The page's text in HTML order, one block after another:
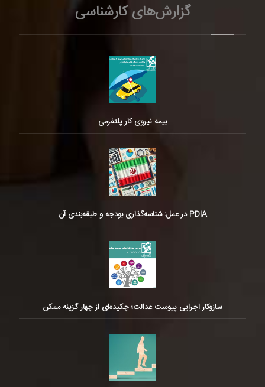
گزارش‌های کارشناسی
بیمه نیروی کار پلتفرمی
PDIA در عمل: شناسه‌گذاری بودجه و طبقه‌بندی آن
سازوکار اجرایی پیوست عدالت؛ چکیده‌ای از چهار گزینه ممکن